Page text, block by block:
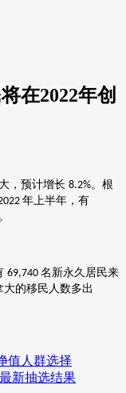
在2022年创
，预计增长 8.2%。根
年上半年，有
69,740 名新永久居民来
的移民人数多出
值人群选择
新抽选结果